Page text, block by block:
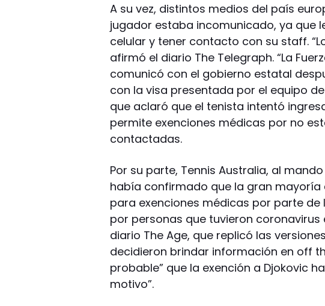
A su vez, distintos medios del país
jugador estaba incomunicado, ya que
celular y tener contacto con su staff.
afirmó el diario The Telegraph. “La
comunicó con el gobierno estatal
con la visa presentada por el equipo
que aclaró que el tenista intentó
permite exenciones médicas por no
contactadas.
Por su parte, Tennis Australia, al
había confirmado que la gran mayoría
para exenciones médicas por parte
por personas que tuvieron coronavirus
diario The Age, que replicó las
decidieron brindar información en off
probable” que la exención a Djokovic
motivo”.